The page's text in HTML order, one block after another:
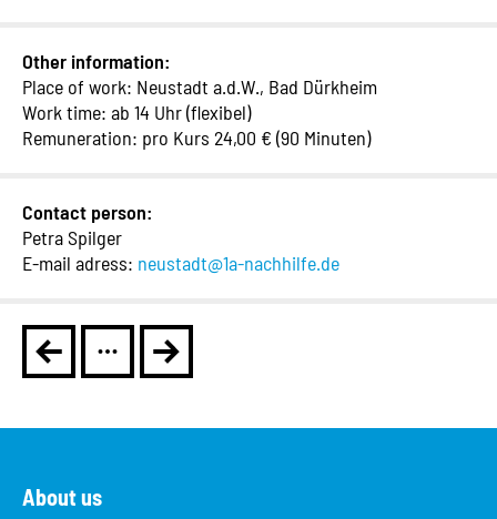
Other information:
Place of work: Neustadt a.d.W., Bad Dürkheim
Work time: ab 14 Uhr (flexibel)
Remuneration: pro Kurs 24,00 € (90 Minuten)
Contact person:
Petra Spilger
E-mail adress: neustadt@1a-nachhilfe.de
About us